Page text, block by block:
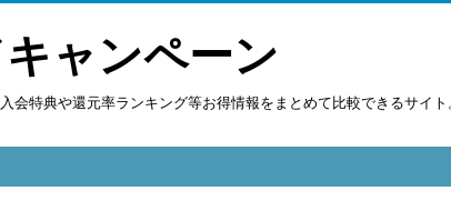
ャンペーン
特典や還元率ランキング等お得情報をまとめて比較できるサイト